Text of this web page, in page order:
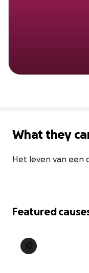
What they
Het leven van een
Featured